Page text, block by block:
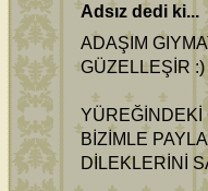
Adsız dedi ki...
ADAŞIM
GÜZELLEŞİR :)
YÜREĞİNDEKİ
BİZİMLE
DİLEKLERİNİ